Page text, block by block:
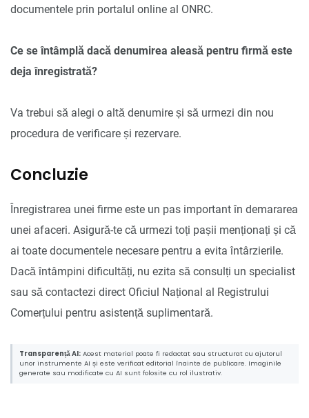
documentele prin portalul online al ONRC.
Ce se întâmplă dacă denumirea aleasă pentru firmă este
deja înregistrată?
Va trebui să alegi o altă denumire și să urmezi din nou
procedura de verificare și rezervare.
Concluzie
Înregistrarea unei firme este un pas important în demararea
unei afaceri. Asigură-te că urmezi toți pașii menționați și că
ai toate documentele necesare pentru a evita întârzierile.
Dacă întâmpini dificultăți, nu ezita să consulți un specialist
sau să contactezi direct Oficiul Național al Registrului
Comerțului pentru asistență suplimentară.
Transparență AI: Acest material poate fi redactat sau structurat cu ajutorul
unor instrumente AI și este verificat editorial înainte de publicare. Imaginile
generate sau modificate cu AI sunt folosite cu rol ilustrativ.